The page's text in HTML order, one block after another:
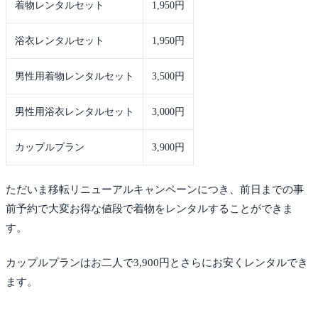
着物レンタルセット 1,950円
浴衣レンタルセット 1,950円
男性用着物レンタルセット 3,500円
男性用浴衣レンタルセット 3,000円
カップルプラン 3,900円
ただいま移転リニューアルキャンペーンにつき、前日までの事
前予約で大変お得な値段で着物をレンタルすることができま
す。
カップルプランはお二人で3,900円とさらにお安くレンタルでき
ます。